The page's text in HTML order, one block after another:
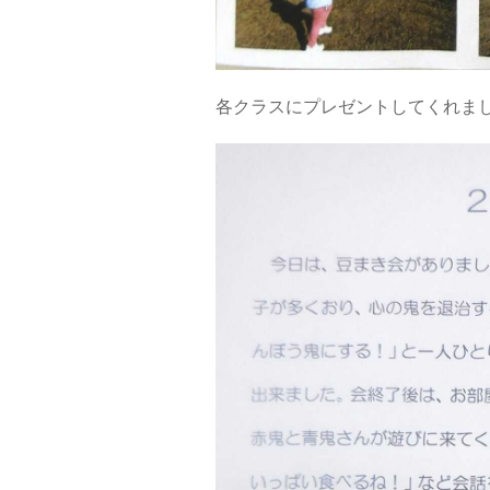
各クラスにプレゼントしてくれま